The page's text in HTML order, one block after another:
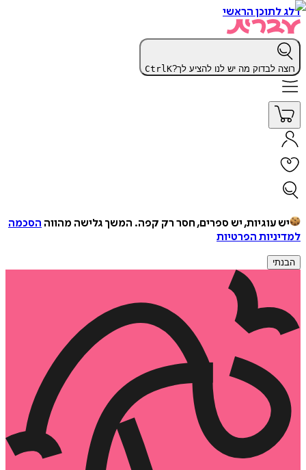
דלג לתוכן הראשי
רוצה לבדוק מה יש לנו להציע לך? CtrlK
יש עוגיות, יש ספרים, חסר רק קפה. המשך גלישה מהווה הסכמה
למדיניות הפרטיות
הבנתי